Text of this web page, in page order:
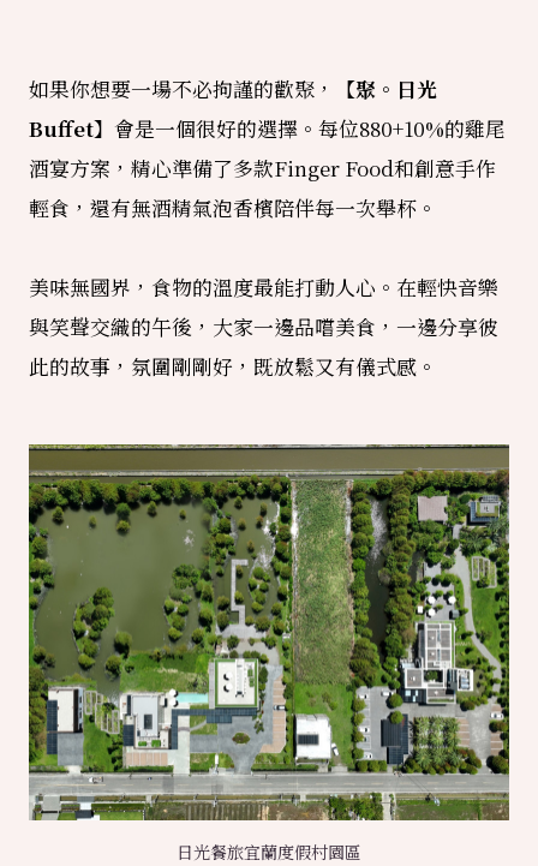
如果你想要一場不必拘謹的歡聚，
【聚。日光
Buffet】 會是一個很好的選擇。每位880+10%的雞尾
酒宴方案，精心準備了多款Finger Food和創意手作
輕食，還有無酒精氣泡香檳陪伴每一次舉杯。
美味無國界，食物的溫度最能打動人心。在輕快音樂
與笑聲交織的午後，大家一邊品嚐美食，一邊分享彼
此的故事，氛圍剛剛好，既放鬆又有儀式感。
日光餐旅宜蘭度假村園區